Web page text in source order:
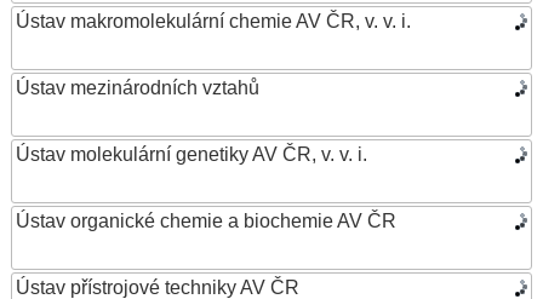
Ústav makromolekulární chemie AV ČR, v. v. i.
Ústav mezinárodních vztahů
Ústav molekulární genetiky AV ČR, v. v. i.
Ústav organické chemie a biochemie AV ČR
Ústav přístrojové techniky AV ČR